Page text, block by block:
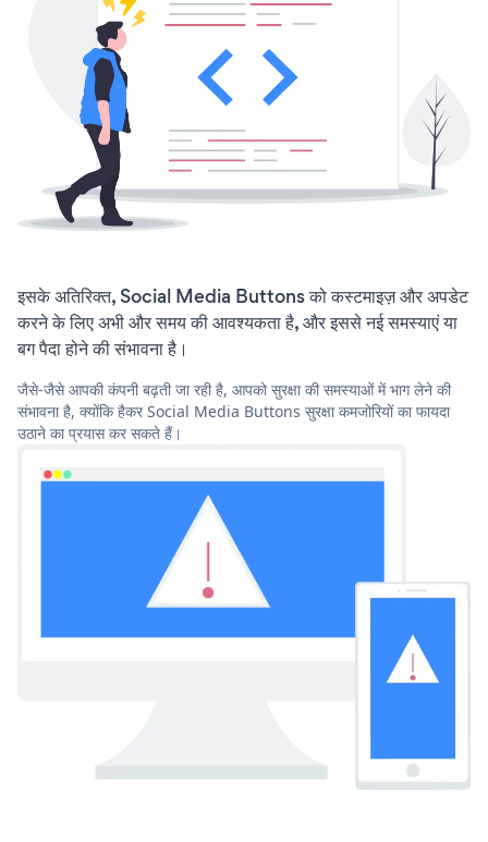
इसके अतिरिक्त, Social Media Buttons को कस्टमाइज़ और अपडेट
करने के लिए अभी और समय की आवश्यकता है, और इससे नई समस्याएं या
बग पैदा होने की संभावना है।
जैसे-जैसे आपकी कंपनी बढ़ती जा रही है, आपको सुरक्षा की समस्याओं में भाग लेने की
संभावना है, क्योंकि हैकर Social Media Buttons सुरक्षा कमजोरियों का फायदा
उठाने का प्रयास कर सकते हैं।